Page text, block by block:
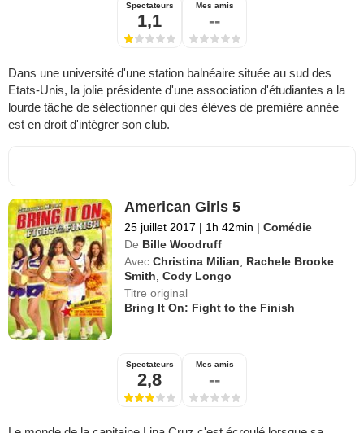
Spectateurs
1,1
Mes amis
--
Dans une université d'une station balnéaire située au sud des
Etats-Unis, la jolie présidente d'une association d'étudiantes a la
lourde tâche de sélectionner qui des élèves de première année
est en droit d'intégrer son club.
American Girls 5
25 juillet 2017 | 1h 42min | Comédie
De Bille Woodruff
Avec Christina Milian
Rachele Brooke
Smith ,Cody Longo
Titre original
Bring It On: Fight to the Finish
Spectateurs
2,8
Mes amis
--